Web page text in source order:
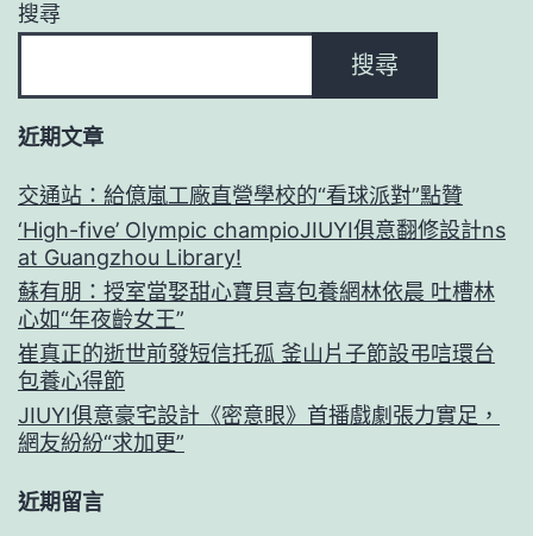
搜尋
搜尋
近期文章
交通站：給億嵐工廠直營學校的“看球派對”點贊
‘High-five’ Olympic champioJIUYI俱意翻修設計ns
at Guangzhou Library!
蘇有朋：授室當娶甜心寶貝喜包養網林依晨 吐槽林
心如“年夜齡女王”
崔真正的逝世前發短信托孤 釜山片子節設弔唁環台
包養心得節
JIUYI俱意豪宅設計《密意眼》首播戲劇張力實足，
網友紛紛“求加更”
近期留言